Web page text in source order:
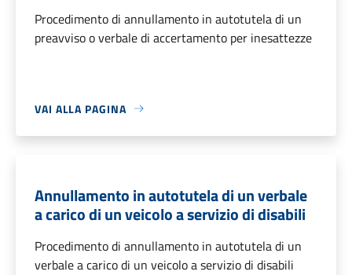
Procedimento di annullamento in autotutela di un
preavviso o verbale di accertamento per inesattezze
VAI ALLA PAGINA
Annullamento in autotutela di un verbale
a carico di un veicolo a servizio di disabili
Procedimento di annullamento in autotutela di un
verbale a carico di un veicolo a servizio di disabili